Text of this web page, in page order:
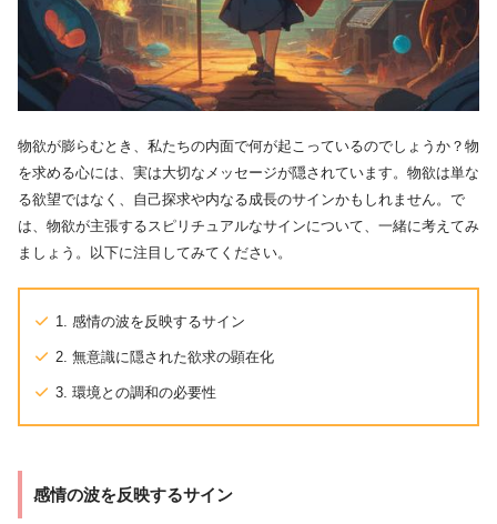
物欲が膨らむとき、私たちの内面で何が起こっているのでしょうか？物
を求める心には、実は大切なメッセージが隠されています。物欲は単な
る欲望ではなく、自己探求や内なる成長のサインかもしれません。で
は、物欲が主張するスピリチュアルなサインについて、一緒に考えてみ
ましょう。以下に注目してみてください。
1. 感情の波を反映するサイン
2. 無意識に隠された欲求の顕在化
3. 環境との調和の必要性
感情の波を反映するサイン